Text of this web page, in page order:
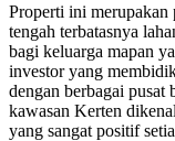
Properti ini merupakan
tengah terbatasnya
bagi keluarga mapan
investor yang
dengan berbagai pusat
kawasan Kerten
yang sangat positif